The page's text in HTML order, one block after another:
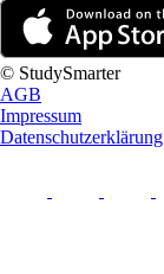
© StudySmarter
AGB
Impressum
Datenschutzerklärung